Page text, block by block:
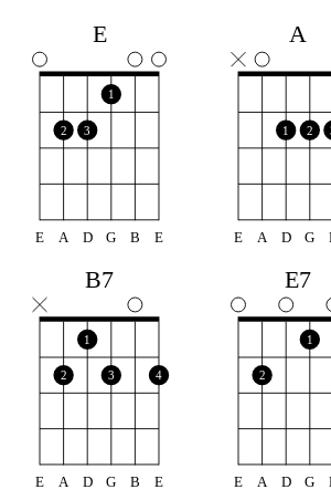
E
2 3
1
E A D G B E
A
1 2
E A D G
B7
2
1
3 4
E A D G B E
E7
2
1
E A D G